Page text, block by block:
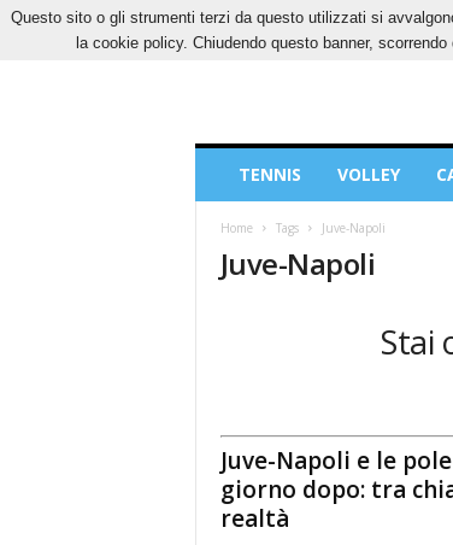
VENERDÌ, 7 AGOSTO 2026
Sport
TENNIS VOLLEY
Home Tags Juve-Napoli
Juve-Napoli
Stai
Juve-Napoli e le
giorno dopo: tra
realtà
Questo sito o gli strumenti terzi da questo utilizzati si
la cookie policy. Chiudendo questo banner,